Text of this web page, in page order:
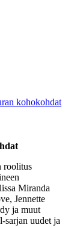
kohokohdat
roolitus
Miranda
Jennette
ja muut
sarjan uudet ja